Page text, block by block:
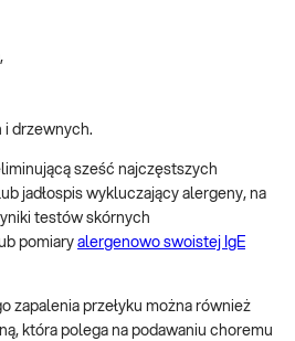
i drzewnych.
sześć najczęstszych
jadłospis wykluczający alergeny, na
testów skórnych
pomiary alergenowo swoistej IgE
zapalenia przełyku można również
która polega na podawaniu choremu